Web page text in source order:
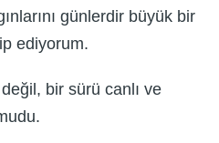
günlerdir büyük bir
ediyorum.
bir sürü canlı ve